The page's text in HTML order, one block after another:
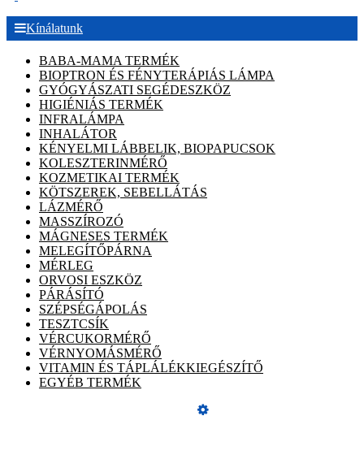
Kínálatunk
BABA-MAMA TERMÉK
BIOPTRON ÉS FÉNYTERÁPIÁS LÁMPA
GYÓGYÁSZATI SEGÉDESZKÖZ
HIGIÉNIÁS TERMÉK
INFRALÁMPA
INHALÁTOR
KÉNYELMI LÁBBELIK, BIOPAPUCSOK
KOLESZTERINMÉRŐ
KOZMETIKAI TERMÉK
KÖTSZEREK, SEBELLÁTÁS
LÁZMÉRŐ
MASSZÍROZÓ
MÁGNESES TERMÉK
MELEGÍTŐPÁRNA
MÉRLEG
ORVOSI ESZKÖZ
PÁRÁSÍTÓ
SZÉPSÉGÁPOLÁS
TESZTCSÍK
VÉRCUKORMÉRŐ
VÉRNYOMÁSMÉRŐ
VITAMIN ÉS TÁPLÁLÉKKIEGÉSZÍTŐ
EGYÉB TERMÉK